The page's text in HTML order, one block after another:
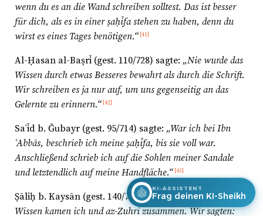
wenn du es an die Wand schreiben solltest. Das ist besser
für dich, als es in einer ṣaḥīfa stehen zu haben, denn du
wirst es eines Tages benötigen.“ [41]
Al-Ḥasan al-Baṣrī (gest. 110/728) sagte: „Nie wurde das
Wissen durch etwas Besseres bewahrt als durch die Schrift.
Wir schreiben es ja nur auf, um uns gegenseitig an das
Gelernte zu erinnern.“ [42]
Saʿīd b. Ǧubayr (gest. 95/714) sagte: „War ich bei Ibn
ʿAbbās, beschrieb ich meine ṣaḥīfa, bis sie voll war.
Anschließend schrieb ich auf die Sohlen meiner Sandale
und letztendlich auf meine Handfläche.“ [43]
Ṣāliḥ b. Kaysān (gest. 140/723) sagte: „Im Streben nach
Wissen kamen ich und az-Zuhrī zusammen. Wir sagten:
KI-ASSISTENT
Frag deinen KI-Sheikh